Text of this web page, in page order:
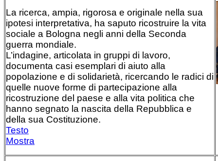
La ricerca, ampia, rigorosa e originale nella sua
ipotesi interpretativa, ha saputo ricostruire la vita
sociale a Bologna negli anni della Seconda
guerra mondiale.
L’indagine, articolata in gruppi di lavoro,
documenta casi esemplari di aiuto alla
popolazione e di solidarietà, ricercando le radici di
quelle nuove forme di partecipazione alla
ricostruzione del paese e alla vita politica che
hanno segnato la nascita della Repubblica e
della sua Costituzione.
Testo
Mostra